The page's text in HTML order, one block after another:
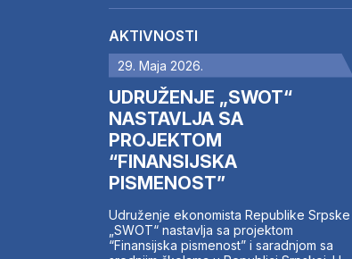
AKTIVNOSTI
29. Maja 2026.
UDRUŽENJE „SWOT“
NASTAVLJA SA
PROJEKTOM
“FINANSIJSKA
PISMENOST”
Udruženje ekonomista Republike Srpske
„SWOT“ nastavlja sa projektom
“Finansijska pismenost” i saradnjom sa